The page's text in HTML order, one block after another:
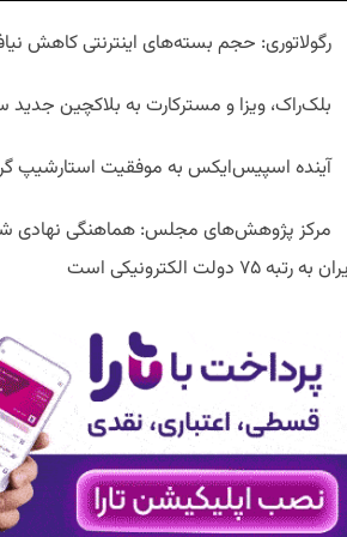
رگولاتوری: حجم بسته‌های اینترنتی کاهش
بلک‌راک، ویزا و مسترکارت به بلاکچین جدید
آینده اسپیس‌ایکس به موفقیت استارشیپ
مرکز پژوهش‌های مجلس: هماهنگی نهادی
به رتبه ۷۵ دولت الکترونیکی است